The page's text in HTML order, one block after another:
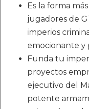
Es la forma
jugadores de
imperios
emocionante y
Funda tu
proyectos
ejecutivo del
potente